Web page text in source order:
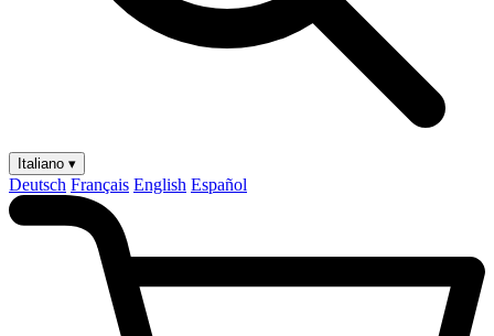
Italiano ▾
Deutsch Français English Español